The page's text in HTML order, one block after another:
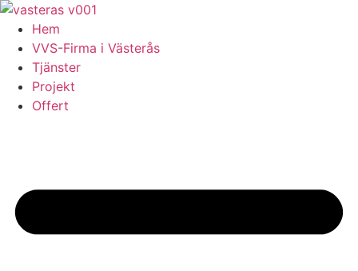
Skip
content
Hem
VVS-Firma i Västerås
Tjänster
Projekt
Offert